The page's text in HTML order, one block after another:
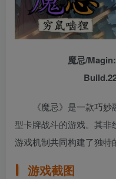
魔忌/
《魔忌》是一款巧
型卡牌战斗的游戏。其非
游戏机制共同构建了独特
游戏截图